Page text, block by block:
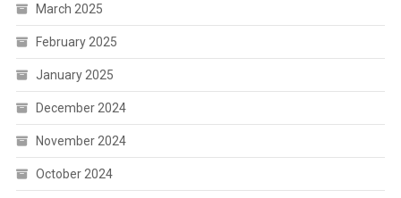
March 2025
February 2025
January 2025
December 2024
November 2024
October 2024